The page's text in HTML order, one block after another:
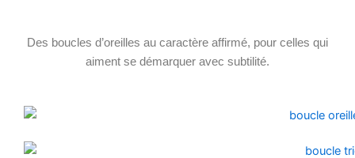
Des boucles d’oreilles au caractère affirmé, pour celles qui
aiment se démarquer avec subtilité.